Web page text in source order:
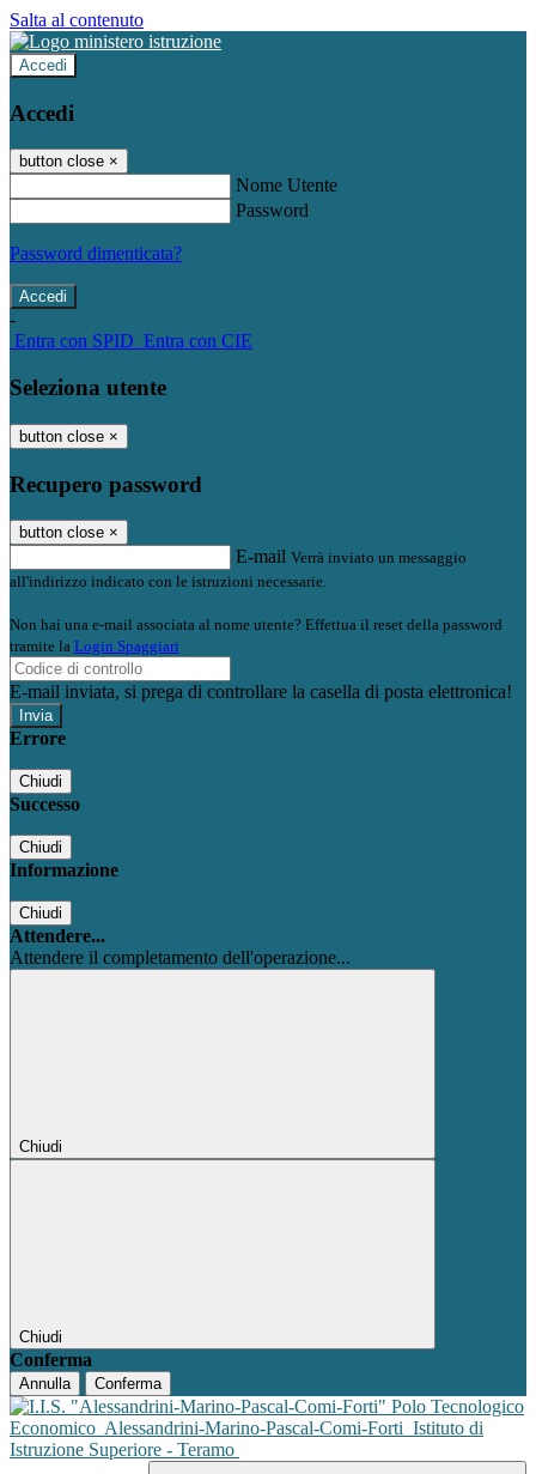
Salta al contenuto
Accedi
Accedi
button close ×
Nome Utente
Password
Password dimenticata?
-
Entra con SPID Entra con CIE
Seleziona utente
button close ×
Recupero password
button close ×
E-mail Verrà inviato un messaggio
all'indirizzo indicato con le istruzioni necessarie.
Non hai una e-mail associata al nome utente? Effettua il reset della password
tramite la Login Spaggiari
E-mail inviata, si prega di controllare la casella di posta elettronica!
Errore
Chiudi
Successo
Chiudi
Informazione
Chiudi
Attendere...
Attendere il completamento dell'operazione...
Chiudi
Chiudi
Conferma
Annulla Conferma
Polo Tecnologico
Economico Alessandrini-Marino-Pascal-Comi-Forti Istituto di
Istruzione Superiore - Teramo